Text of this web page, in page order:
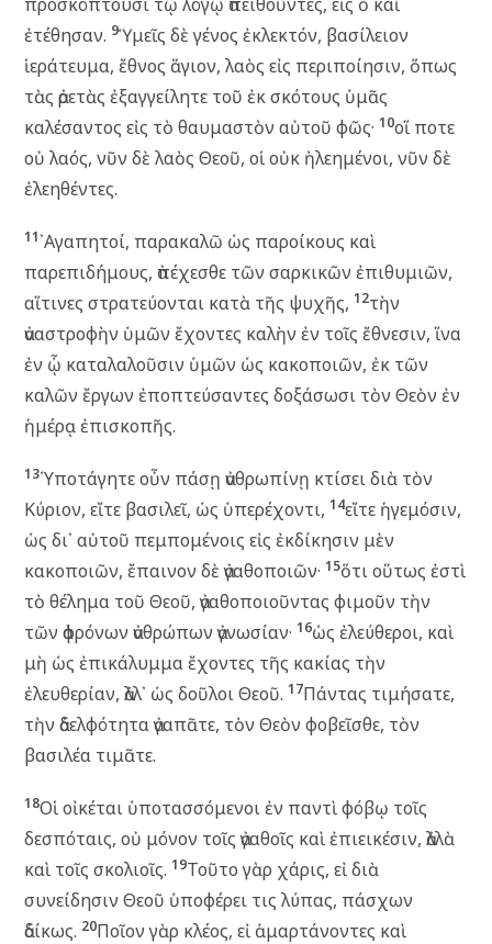
ἐτέθησαν. 9Ὑμεῖς δὲ γένος ἐκλεκτόν, βασίλειον
ἱεράτευμα, ἔθνος ἅγιον, λαὸς εἰς περιποίησιν, ὅπως
τὰς ἀρετὰς ἐξαγγείλητε τοῦ ἐκ σκότους ὑμᾶς
καλέσαντος εἰς τὸ θαυμαστὸν αὐτοῦ φῶς· 10οἵ ποτε
οὐ λαός, νῦν δὲ λαὸς Θεοῦ, οἱ οὐκ ἠλεημένοι, νῦν δὲ
ἐλεηθέντες.
11᾿Αγαπητοί, παρακαλῶ ὡς παροίκους καὶ
παρεπιδήμους, ἀπέχεσθε τῶν σαρκικῶν ἐπιθυμιῶν,
αἵτινες στρατεύονται κατὰ τῆς ψυχῆς, 12τὴν
ἀναστροφὴν ὑμῶν ἔχοντες καλὴν ἐν τοῖς ἔθνεσιν, ἵνα
ἐν ᾧ καταλαλοῦσιν ὑμῶν ὡς κακοποιῶν, ἐκ τῶν
καλῶν ἔργων ἐποπτεύσαντες δοξάσωσι τὸν Θεὸν ἐν
ἡμέρᾳ ἐπισκοπῆς.
13῾Υποτάγητε οὖν πάσῃ ἀνθρωπίνῃ κτίσει διὰ τὸν
Κύριον, εἴτε βασιλεῖ, ὡς ὑπερέχοντι, 14εἴτε ἡγεμόσιν,
ὡς δι᾽ αὐτοῦ πεμπομένοις εἰς ἐκδίκησιν μὲν
κακοποιῶν, ἔπαινον δὲ ἀγαθοποιῶν· 15ὅτι οὕτως ἐστὶ
τὸ θέλημα τοῦ Θεοῦ, ἀγαθοποιοῦντας φιμοῦν τὴν
τῶν ἀφρόνων ἀνθρώπων ἀγνωσίαν· 16ὡς ἐλεύθεροι, καὶ
μὴ ὡς ἐπικάλυμμα ἔχοντες τῆς κακίας τὴν
ἐλευθερίαν, ἀλλ᾽ ὡς δοῦλοι Θεοῦ. 17Πάντας τιμήσατε,
τὴν ἀδελφότητα ἀγαπᾶτε, τὸν Θεὸν φοβεῖσθε, τὸν
βασιλέα τιμᾶτε.
18Οἱ οἰκέται ὑποτασσόμενοι ἐν παντὶ φόβῳ τοῖς
δεσπόταις, οὐ μόνον τοῖς ἀγαθοῖς καὶ ἐπιεικέσιν, ἀλλὰ
καὶ τοῖς σκολιοῖς. 19Τοῦτο γὰρ χάρις, εἰ διὰ
συνείδησιν Θεοῦ ὑποφέρει τις λύπας, πάσχων
ἀδίκως. 20Ποῖον γὰρ κλέος, εἰ ἁμαρτάνοντες καὶ